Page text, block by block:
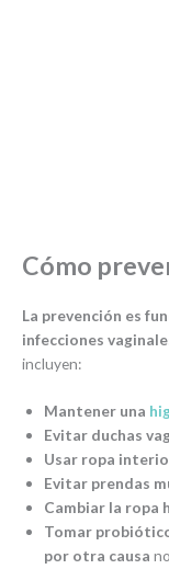
Cómo
La prevención es
infecciones
incluyen:
Mantener una
Evitar duchas
Usar ropa
Evitar prendas
Cambiar la ropa
Tomar
por otra causa